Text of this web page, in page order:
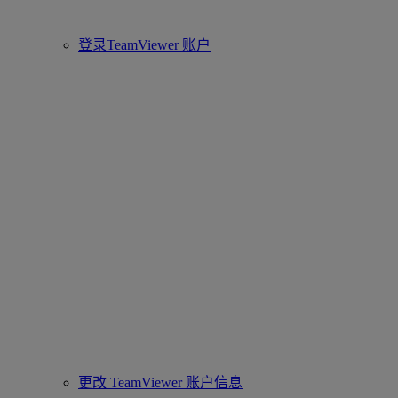
登录TeamViewer 账户
更改 TeamViewer 账户信息